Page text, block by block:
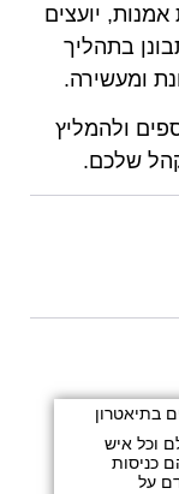
יועצים
בתהליך
ומעשירה.
ולהמליץ
שלכם.
בתיאטרון
וכל איש
כניסות
על